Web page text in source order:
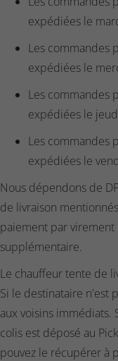
expédiées le
Les commandes
expédiées le
Les commandes
expédiées le
Les commandes
expédiées le
Nous dépendons de
de livraison
paiement par
supplémentaire.
Le chauffeur tente de
Si le destinataire n'est
aux voisins immédiats.
colis est déposé au
pouvez le récupérer à